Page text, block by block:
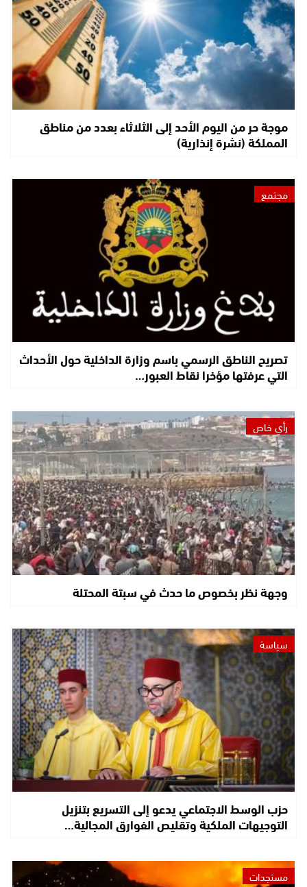
موجة حر من اليوم الأحد إلى الثلاثاء بعدد من مناطق
المملكة (نشرة إنذارية)
مجتمع
تصريح الناطق الرسمي باسم وزارة الداخلية حول الأحداث
التي عرفتها مؤخرا نقاط العبور…
رأي خاص
وجهة نظر بخصوص ما حدث في سبتة المحتلة
سياسة
حزب الوسط الاجتماعي يدعو إلى التسريع بتنزيل
التوجيهات الملكية وتقليص الفوارق المجالية…
مستجدات